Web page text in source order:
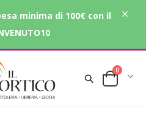
0
minima di 100€ con il